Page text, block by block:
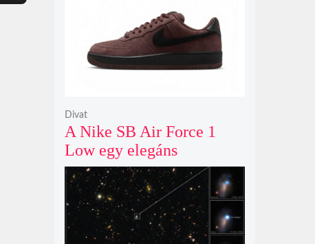
A Nike SB Air Force 1
Low egy elegáns
világosbarna
színváltozatban bukkant
fel újra
Divat